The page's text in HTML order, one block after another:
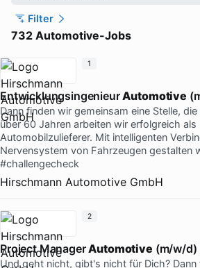
Filter
732 Automotive-Jobs
EntwicklungsingenieurAutomotive
Dann finden wir gemeinsam eine Stelle,
über 60 Jahren arbeiten wir erfolgreich als
Automobilzulieferer. Mit intelligenten
Nervensystem von Fahrzeugen gestalten
#challengecheck
Hirschmann Automotive GmbH
1
Project ManagerAutomotive (m/w/d)
Und geht nicht, gibt's nicht für Dich?
2